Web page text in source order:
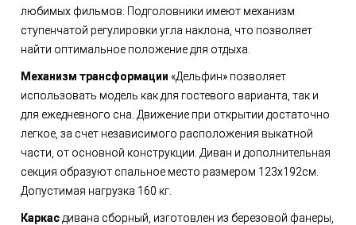
любимых фильмов. Подголовники имеют механизм
ступенчатой регулировки угла наклона, что позволяет
найти оптимальное положение для отдыха.
Механизм трансформации «Дельфин» позволяет
использовать модель как для гостевого варианта, так и
для ежедневного сна. Движение при открытии достаточно
легкое, за счет независимого расположения выкатной
части, от основной конструкции. Диван и дополнительная
секция образуют спальное место размером 123х192см.
Допустимая нагрузка 160 кг.
Каркасдивана сборный, изготовлен из березовой фанеры,